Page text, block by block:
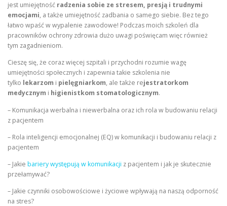
jest umiejętność radzenia sobie ze stresem, presją i trudnymi
emocjami, a także umiejętność zadbania o samego siebie. Bez tego
łatwo wpaść w wypalenie zawodowe! Podczas moich szkoleń dla
pracowników ochrony zdrowia dużo uwagi poświęcam więc również
tym zagadnieniom.
Cieszę się, że coraz więcej szpitali i przychodni rozumie wagę
umiejętności społecznych i zapewnia takie szkolenia nie
tylko lekarzom i pielęgniarkom, ale także rejestratorkom
medycznym i higienistkom stomatologicznym.
– Komunikacja werbalna i niewerbalna oraz ich rola w budowaniu relacji
z pacjentem
– Rola inteligencji emocjonalnej (EQ) w komunikacji i budowaniu relacji z
pacjentem
– Jakie bariery występują w komunikacji z pacjentem i jak je skutecznie
przełamywać?
– Jakie czynniki osobowościowe i życiowe wpływają na naszą odporność
na stres?